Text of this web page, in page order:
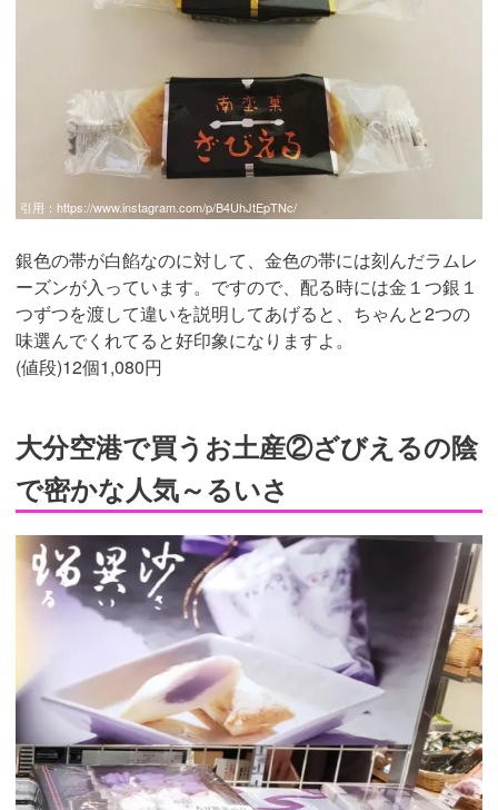
引用： https://www.instagram.com/p/B4UhJtEpTNc/
銀色の帯が白餡なのに対して、金色の帯には刻んだラムレ
ーズンが入っています。ですので、配る時には金１つ銀１
つずつを渡して違いを説明してあげると、ちゃんと2つの
味選んでくれてると好印象になりますよ。
(値段)12個1,080円
大分空港で買うお土産②ざびえるの陰
で密かな人気～るいさ